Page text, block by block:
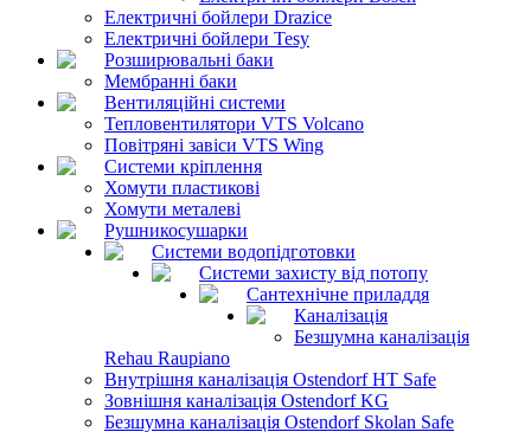
Електричні бойлери Drazice
Електричні бойлери Tesy
Розширювальні баки
Мембранні баки
Вентиляційні системи
Тепловентилятори VTS Volcano
Повітряні завіси VTS Wing
Системи кріплення
Хомути пластикові
Хомути металеві
Рушникосушарки
Системи водопідготовки
Системи захисту від потопу
Сантехнічне приладдя
Каналізація
Безшумна каналізація
Rehau Raupiano
Внутрішня каналізація Ostendorf HT Safe
Зовнішня каналізація Ostendorf KG
Безшумна каналізація Ostendorf Skolan Safe